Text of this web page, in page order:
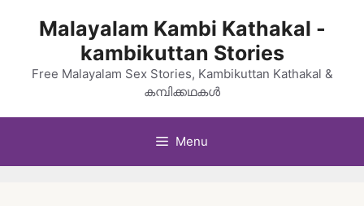
Malayalam Kambi Kathakal -
kambikuttan Stories
Free Malayalam Sex Stories, Kambikuttan Kathakal &
കമ്പിക്കഥകൾ
Menu